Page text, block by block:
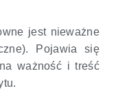
jest nieważne
Pojawia się
ważność i treść